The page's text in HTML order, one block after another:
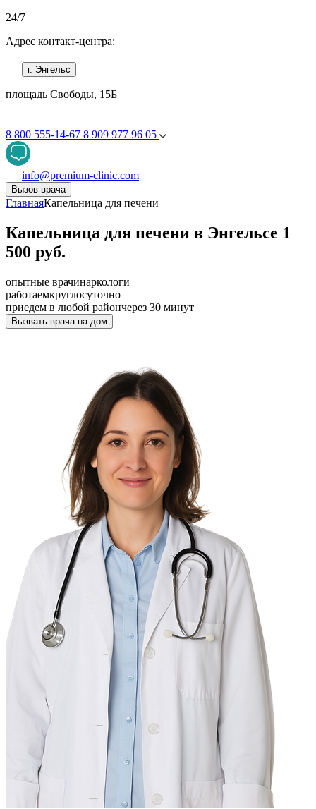
24/7
Адрес контакт-центра:
г. Энгельс
площадь Свободы, 15Б
8 800 555-14-67 8 909 977 96 05
info@premium-clinic.com
Вызов врача
ГлавнаяКапельница для печени
Капельница для печени в Энгельсе 1
500 руб.
опытные врачинаркологи
работаемкруглосуточно
приедем в любой райончерез 30 минут
Вызвать врача на дом